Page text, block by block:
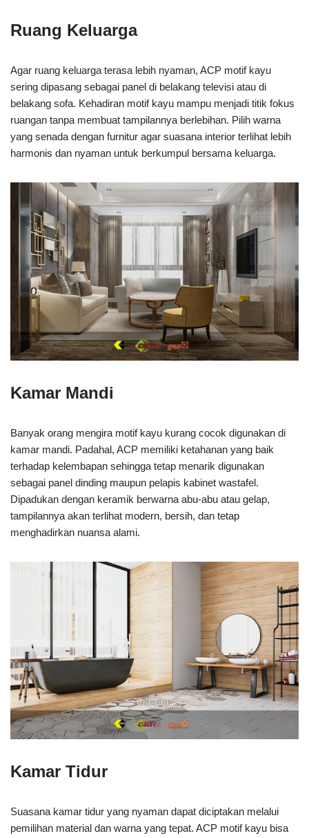
Ruang Keluarga
Agar ruang keluarga terasa lebih nyaman, ACP motif kayu
sering dipasang sebagai panel di belakang televisi atau di
belakang sofa. Kehadiran motif kayu mampu menjadi titik fokus
ruangan tanpa membuat tampilannya berlebihan. Pilih warna
yang senada dengan furnitur agar suasana interior terlihat lebih
harmonis dan nyaman untuk berkumpul bersama keluarga.
Kamar Mandi
Banyak orang mengira motif kayu kurang cocok digunakan di
kamar mandi. Padahal, ACP memiliki ketahanan yang baik
terhadap kelembapan sehingga tetap menarik digunakan
sebagai panel dinding maupun pelapis kabinet wastafel.
Dipadukan dengan keramik berwarna abu-abu atau gelap,
tampilannya akan terlihat modern, bersih, dan tetap
menghadirkan nuansa alami.
Kamar Tidur
Suasana kamar tidur yang nyaman dapat diciptakan melalui
pemilihan material dan warna yang tepat. ACP motif kayu bisa